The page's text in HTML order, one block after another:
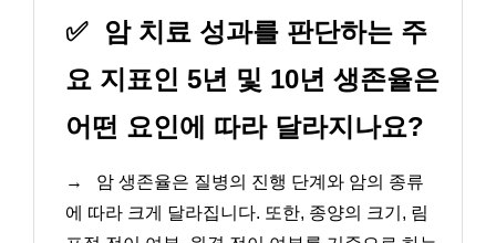
✅
암 치료 성과를 판단하는 주
요 지표인 5년 및 10년 생존율은
어떤 요인에 따라 달라지나요?
→
암 생존율은 질병의 진행 단계와 암의 종류
에 따라 크게 달라집니다. 또한, 종양의 크기, 림